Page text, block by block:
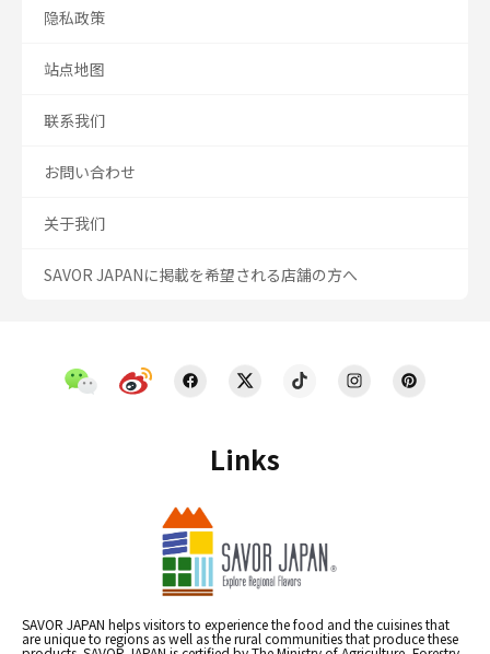
Links
SAVOR JAPAN helps visitors to experience the food and the cuisines that
are unique to regions as well as the rural communities that produce these
隐私政策
站点地图
联系我们
お問い合わせ
关于我们
SAVOR JAPANに掲載を希望される店舗の方へ